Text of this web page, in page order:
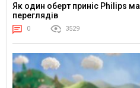
Як один оберт приніс Philips
переглядів
0 3529